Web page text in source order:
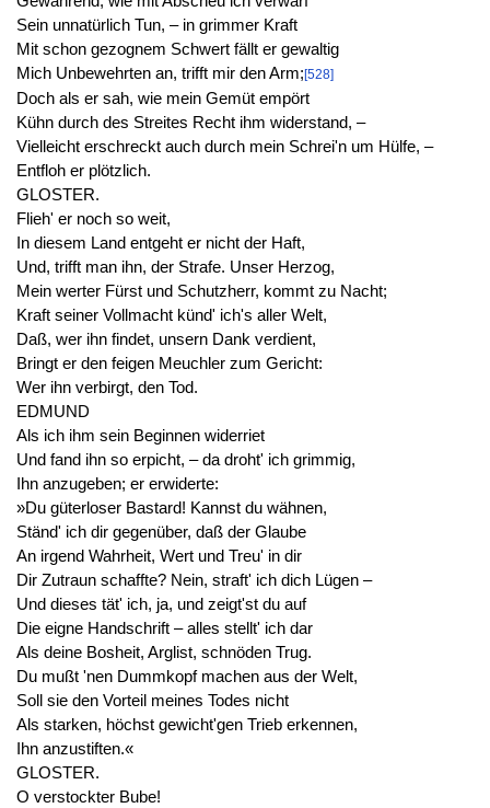
Sein unnatürlich Tun, – in grimmer Kraft
Mit schon gezognem Schwert fällt er gewaltig
Mich Unbewehrten an, trifft mir den Arm;[528]
Doch als er sah, wie mein Gemüt empört
Kühn durch des Streites Recht ihm widerstand, –
Vielleicht erschreckt auch durch mein Schrei'n um Hülfe, –
Entfloh er plötzlich.
GLOSTER.
Flieh' er noch so weit,
In diesem Land entgeht er nicht der Haft,
Und, trifft man ihn, der Strafe. Unser Herzog,
Mein werter Fürst und Schutzherr, kommt zu Nacht;
Kraft seiner Vollmacht künd' ich's aller Welt,
Daß, wer ihn findet, unsern Dank verdient,
Bringt er den feigen Meuchler zum Gericht:
Wer ihn verbirgt, den Tod.
EDMUND
Als ich ihm sein Beginnen widerriet
Und fand ihn so erpicht, – da droht' ich grimmig,
Ihn anzugeben; er erwiderte:
»Du güterloser Bastard! Kannst du wähnen,
Ständ' ich dir gegenüber, daß der Glaube
An irgend Wahrheit, Wert und Treu' in dir
Dir Zutraun schaffte? Nein, straft' ich dich Lügen –
Und dieses tät' ich, ja, und zeigt'st du auf
Die eigne Handschrift – alles stellt' ich dar
Als deine Bosheit, Arglist, schnöden Trug.
Du mußt 'nen Dummkopf machen aus der Welt,
Soll sie den Vorteil meines Todes nicht
Als starken, höchst gewicht'gen Trieb erkennen,
Ihn anzustiften.«
GLOSTER.
O verstockter Bube!